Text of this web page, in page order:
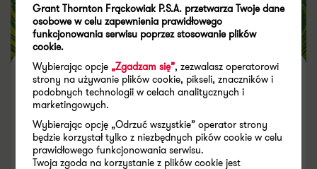
Antygreenwashing: ostatni
dzwonek dla firm. Nowe prawo,
realne sankcje i brak taryfy
ulgowej
Grant Thornton Frąckowiak P.S.A. przetwarza Twoje dane
osobowe w celu zapewnienia prawidłowego
funkcjonowania serwisu poprzez stosowanie plików
cookie.
Wybierając opcje„Zgadzam się”, zezwalasz operatorowi
strony na używanie plików cookie, pikseli, znaczników i
podobnych technologii w celach analitycznych i
marketingowych.
Wybierając opcję „Odrzuć wszystkie” operator strony
będzie korzystał tylko z niezbędnych pików cookie w celu
prawidłowego funkcjonowania serwisu.
Twoja zgoda na korzystanie z plików cookie jest